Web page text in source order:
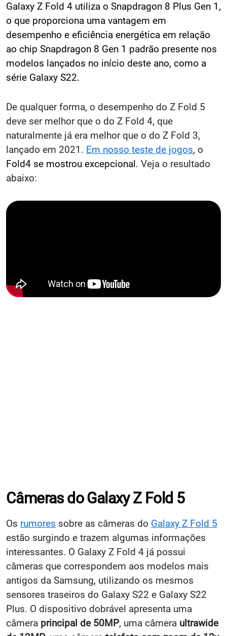
Galaxy Z Fold 4 utiliza o Snapdragon 8 Plus Gen 1,
o que proporciona uma vantagem em
desempenho e eficiência energética em relação
ao chip Snapdragon 8 Gen 1 padrão presente nos
modelos lançados no início deste ano, como a
série Galaxy S22.
De qualquer forma, o desempenho do Z Fold 5
deve ser melhor que o do Z Fold 4, que
naturalmente já era melhor que o do Z Fold 3,
lançado em 2021. Em nosso teste de jogos, o
Fold4 se mostrou excepcional. Veja o resultado
abaixo:
Câmeras do Galaxy Z Fold 5
Os rumores sobre as câmeras do Galaxy Z Fold 5
estão surgindo e trazem algumas informações
interessantes. O Galaxy Z Fold 4 já possui
câmeras que correspondem aos modelos mais
antigos da Samsung, utilizando os mesmos
sensores traseiros do Galaxy S22 e Galaxy S22
Plus. O dispositivo dobrável apresenta uma
câmera principal de 50MP, uma câmera ultrawide